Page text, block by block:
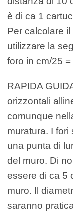
è di ca 1
Per calcolare
utilizzare la
foro in cm/25
RAPIDA
orizzontali
comunque
muratura. I
una punta di
del muro. Di
essere di ca 5
muro. Il
saranno